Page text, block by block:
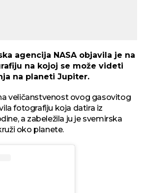
agencija NASA objavila je na
na kojoj se može videti
na planeti Jupiter.
veličanstvenost ovog gasovitog
fotografiju koja datira iz
a zabeležila ju je svemirska
oko planete.